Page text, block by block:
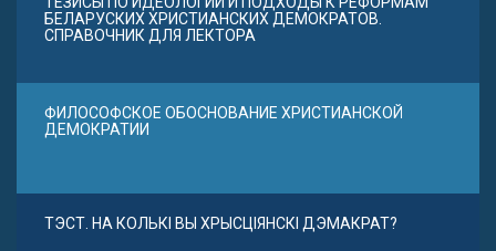
БЕЛАРУСКИХ ХРИСТИАНСКИХ ДЕМОКРАТОВ.
СПРАВОЧНИК ДЛЯ ЛЕКТОРА
ФИЛОСОФСКОЕ ОБОСНОВАНИЕ ХРИСТИАНСКОЙ
ДЕМОКРАТИИ
ТЭСТ. НА КОЛЬКІ ВЫ ХРЫСЦІЯНСКІ ДЭМАКРАТ?